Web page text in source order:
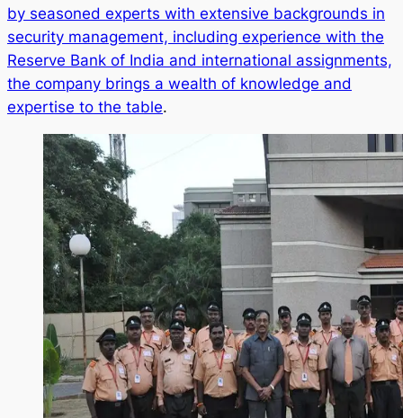
by seasoned experts with extensive backgrounds in
security management, including experience with the
Reserve Bank of India and international assignments,
the company brings a wealth of knowledge and
expertise to the table.